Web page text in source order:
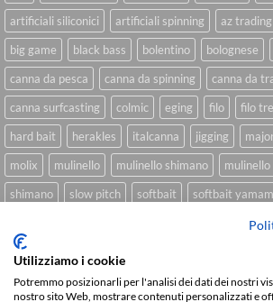
artificiali siliconici
artificiali spinning az trading
big game
black bass bolentino bolognese
canna da pesca
canna da spinning
canna da
canna surfcasting
colmic eging filo filo
hard bait
herakles italcanna jigging
molix
mulinello mulinello shimano
shimano
slow pitch softbait softbait
Utilizziamo i cookie
Potremmo posizionarli per l'analisi dei dati dei nostri
nostro sito Web, mostrare contenuti personalizzati e